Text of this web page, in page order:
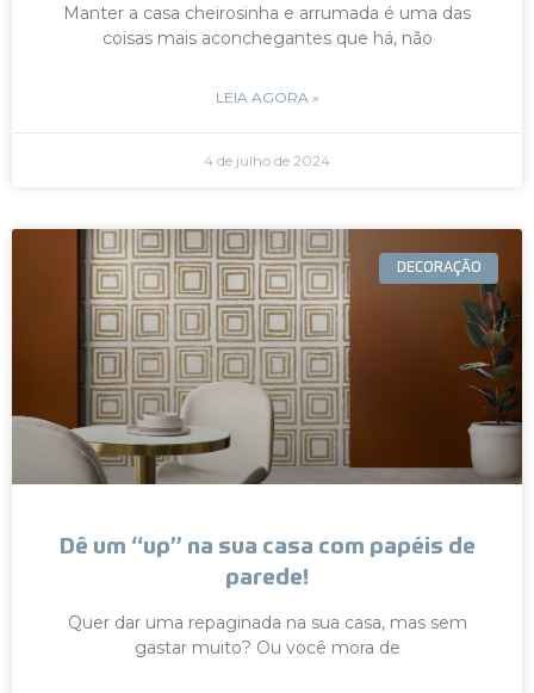
Manter a casa cheirosinha e arrumada é uma das
coisas mais aconchegantes que há, não
LEIA AGORA »
4 de julho de 2024
DECORAÇÃO
Dê um “up” na sua casa com papéis de
parede!
Quer dar uma repaginada na sua casa, mas sem
gastar muito? Ou você mora de